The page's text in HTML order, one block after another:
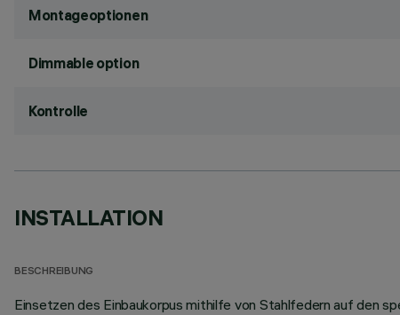
Montageoptionen
Dimmable option
Kontrolle
INSTALLATION
BESCHREIBUNG
Einsetzen des Einbaukorpus mithilfe von Stahlfedern auf den